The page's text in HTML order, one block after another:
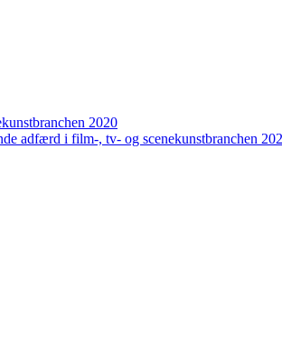
2020
adfærd i film-, tv- og scenekunstbranchen